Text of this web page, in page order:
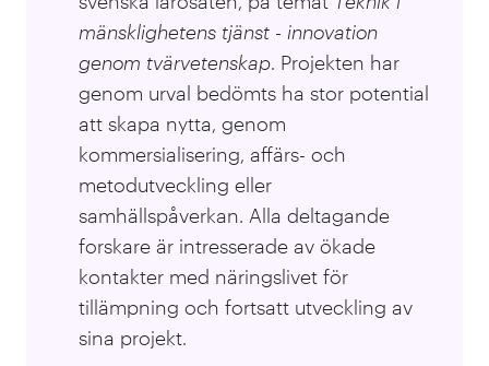
mänsklighetens tjänst - innovation
genom tvärvetenskap. Projekten har
genom urval bedömts ha stor potential
att skapa nytta, genom
kommersialisering, affärs- och
metodutveckling eller
samhällspåverkan. Alla deltagande
forskare är intresserade av ökade
kontakter med näringslivet för
tillämpning och fortsatt utveckling av
sina projekt.